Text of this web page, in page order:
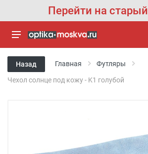
Перейти на
Назад Главная Футляры
Чехол солнце под кожу - K1 голубой